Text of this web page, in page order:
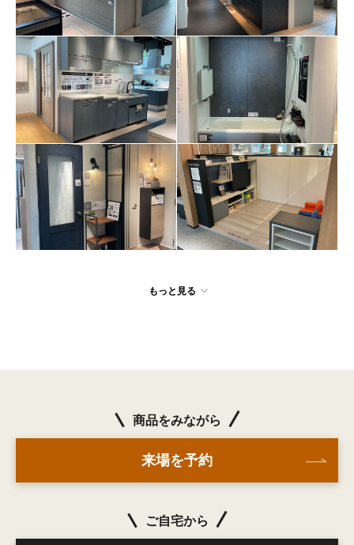
もっと見る
商品をみながら
来場を予約
ご自宅から